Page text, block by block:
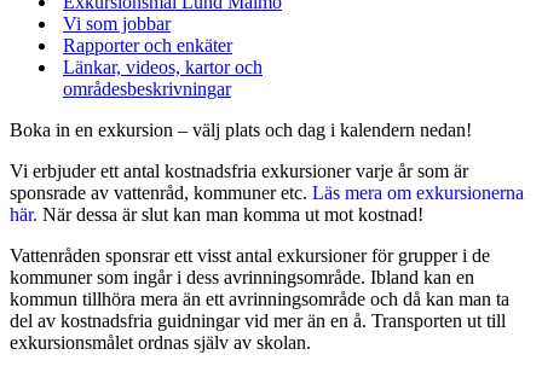
Vi som jobbar
Rapporter och enkäter
Länkar, videos, kartor och
områdesbeskrivningar
Boka in en exkursion – välj plats och dag i kalendern nedan!
Vi erbjuder ett antal kostnadsfria exkursioner varje år som är
sponsrade av vattenråd, kommuner etc. Läs mera om exkursionerna
här. När dessa är slut kan man komma ut mot kostnad!
Vattenråden sponsrar ett visst antal exkursioner för grupper i de
kommuner som ingår i dess avrinningsområde. Ibland kan en
kommun tillhöra mera än ett avrinningsområde och då kan man ta
del av kostnadsfria guidningar vid mer än en å. Transporten ut till
exkursionsmålet ordnas själv av skolan.